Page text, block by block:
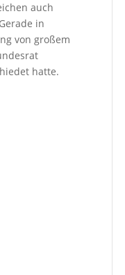
auch
in
von großem
hatte.